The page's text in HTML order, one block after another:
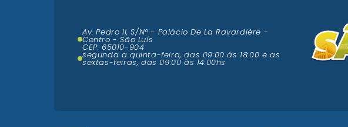
Av. Pedro II, S/N° - Palácio De La Ravardière -
Centro - São Luís
CEP: 65010-904
segunda a quinta-feira, das 09:00 ás 18:00 e as
sextas-feiras, das 09:00 às 14:00hs